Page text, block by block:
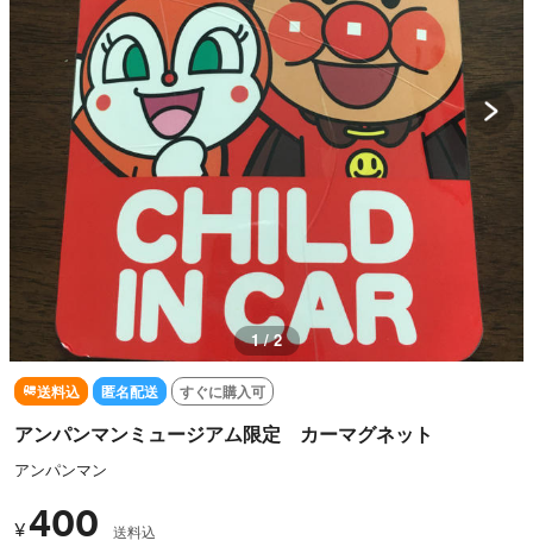
1 / 2
送料込 匿名配送 すぐに購入可
アンパンマンミュージアム限定 カーマグネット
アンパンマン
¥400 送料込